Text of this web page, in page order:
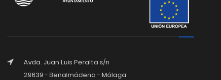
Avda. Juan Luis Peralta s/n
29639 - Benalmádena - Málaga